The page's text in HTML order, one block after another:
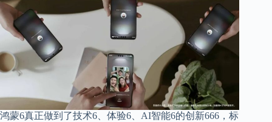
鸿蒙6真正做到了技术6 、体验6 AI智能6的创新666，标